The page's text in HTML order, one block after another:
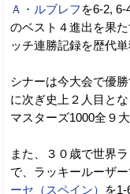
Ａ・ルブレフ を6-2,
のベスト４進出を果
ッチ連勝記録を歴代
シナーは今大会で優勝
に次ぎ史上２人目と
マスターズ1000全９
また、３０歳で世界
で、ラッキールーザ
ーセ（スペイン）
を